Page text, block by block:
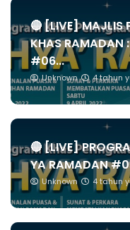
🔴 [LIVE] MAJLIS
KHAS RAMADAN
#06...
Unknown 4 tahun
🔴 [LIVE]
YA RAMADAN
Unknown 4 tahun